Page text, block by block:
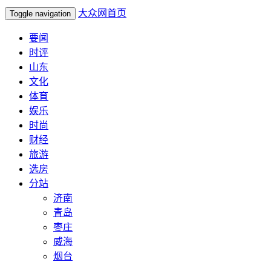
Toggle navigation 大众网首页
要闻
时评
山东
文化
体育
娱乐
时尚
财经
旅游
选房
分站
济南
青岛
枣庄
威海
烟台